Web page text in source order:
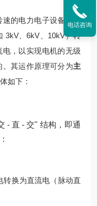
的电力电子设备，其
3kV、6kV、10kV）转
，以实现电机的无级
其运作原理可分为主
如下：
- 直 - 交" 结构，即通
转换为直流电（脉动直
电话咨询